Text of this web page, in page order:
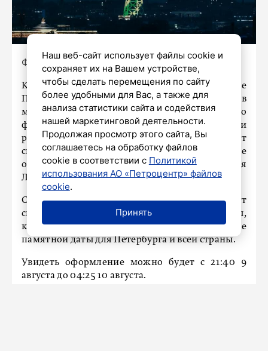
Фото: Фото: https://max.ru/spb/AZ_l3z8YExs
Как сообщили в официальном канале
Правительства Санкт-Петербурга в
мессенджере МАХ, телебашня Петербургского
филиала Российской телевизионной и
радиовещательной сети (РТРС) получит
специальное архитектурно-художественное
оформление в честь Дня окончания
Ленинградской битвы.
С помощью подсветки на башне воссоздадут
световую ленту Ленинградской Победы,
которая должна подчеркнуть значение
памятной даты для Петербурга и всей страны.
Увидеть оформление можно будет с 21:40 9
августа до 04:25 10 августа.
Наш веб-сайт использует файлы cookie и
сохраняет их на Вашем устройстве,
чтобы сделать перемещения по сайту
более удобными для Вас, а также для
анализа статистики сайта и содействия
нашей маркетинговой деятельности.
Продолжая просмотр этого сайта, Вы
соглашаетесь на обработку файлов
cookie в соответствии с Политикой
использования АО «Петроцентр» файлов
cookie.
Принять